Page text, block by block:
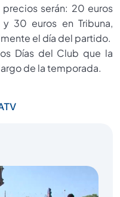
serán: 20 euros
30 euros en Tribuna,
el día del partido.
Días del Club que la
de la temporada.